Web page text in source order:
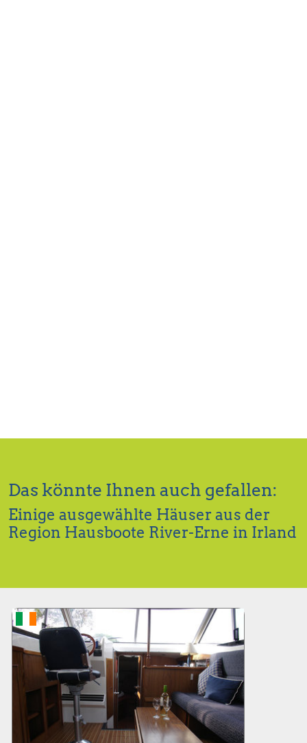
Das könnte Ihnen auch gefallen:
Einige ausgewählte Häuser aus der
Region Hausboote River-Erne in Irland